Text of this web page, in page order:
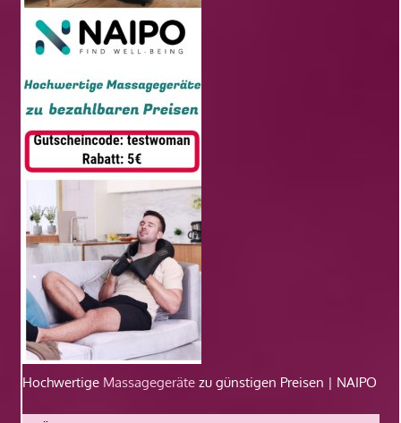
Hochwertige Massagegeräte zu günstigen Preisen | NAIPO